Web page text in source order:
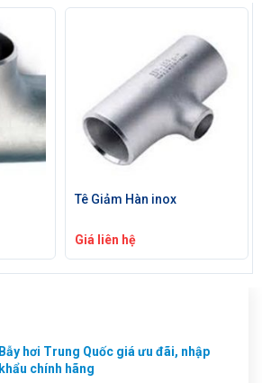
Bẫy hơi Trung Quốc giá ưu đãi, nhập
khẩu chính hãng
Tê Giảm Hàn inox
Giá liên hệ